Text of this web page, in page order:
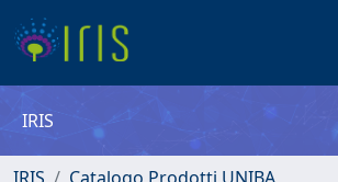
IRIS